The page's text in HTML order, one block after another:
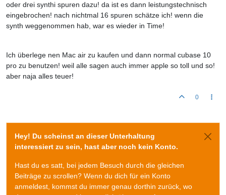
oder drei synthi spuren dazu! da ist es dann leistungstechnisch
eingebrochen! nach nichtmal 16 spuren schätze ich! wenn die
synth weggenommen hab, war es wieder in Time!
Ich überlege nen Mac air zu kaufen und dann normal cubase 10
pro zu benutzen! weil alle sagen auch immer apple so toll und so!
aber naja alles teuer!
0
Hey! Du scheinst an dieser Unterhaltung
interessiert zu sein, hast aber noch kein Konto.
Hast du es satt, bei jedem Besuch durch die gleichen
Beiträge zu scrollen? Wenn du dich für ein Konto
anmeldest, kommst du immer genau dorthin zurück, wo